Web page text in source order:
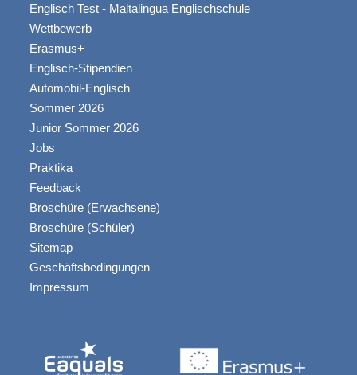
Englisch Test - Maltalingua Englischschule
Wettbewerb
Erasmus+
Englisch-Stipendien
Automobil-Englisch
Sommer 2026
Junior Sommer 2026
Jobs
Praktika
Feedback
Broschüre (Erwachsene)
Broschüre (Schüler)
Sitemap
Geschäftsbedingungen
Impressum